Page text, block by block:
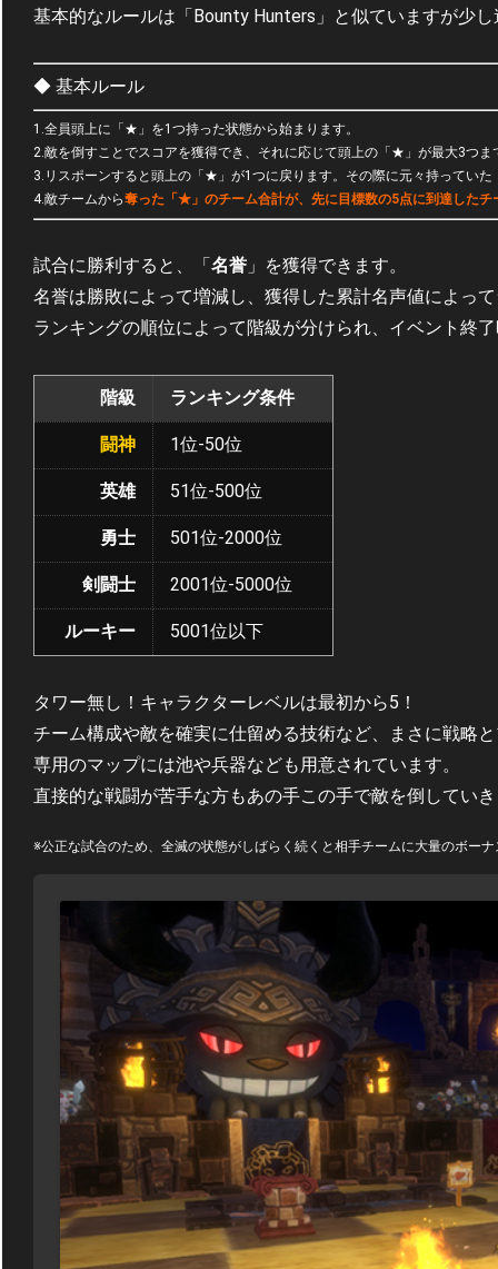
基本的なルールは「Bounty Hunters」と似ていますが少
◆ 基本ルール
1.全員頭上に「★」を1つ持った状態から始まります。
2.敵を倒すことでスコアを獲得でき、それに応じて頭上の「★」が最大3つま
3.リスポーンすると頭上の「★」が1つに戻ります。その際に元々持ってい
4.敵チームから奪った「★」のチーム合計が、先に目標数の5点に到達したチ
試合に勝利すると、「 名誉 」を獲得できます。
名誉は勝敗によって増減し、獲得した累計名声値によっ
ランキングの順位によって階級が分けられ、イベント終
階級 ランキング条件
闘神 1位-50位
英雄 51位-500位
勇士 501位-2000位
剣闘士 2001位-5000位
ルーキー 5001位以下
タワー無し！キャラクターレベルは最初から5！
チーム構成や敵を確実に仕留める技術など、まさに戦略
専用のマップには池や兵器なども用意されています。
直接的な戦闘が苦手な方もあの手この手で敵を倒してい
※公正な試合のため、全滅の状態がしばらく続くと相手チームに大量のボー